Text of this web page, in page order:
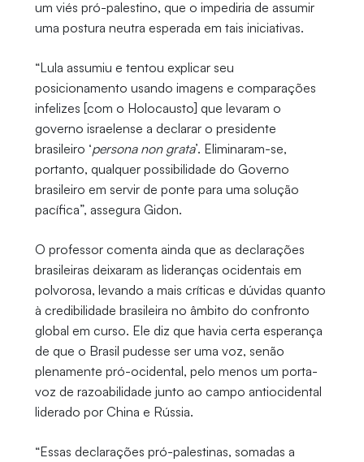
um viés pró-palestino, que o impediria de assumir
uma postura neutra esperada em tais iniciativas.
“Lula assumiu e tentou explicar seu
posicionamento usando imagens e comparações
infelizes [com o Holocausto] que levaram o
governo israelense a declarar o presidente
brasileiro ‘persona non grata’. Eliminaram-se,
portanto, qualquer possibilidade do Governo
brasileiro em servir de ponte para uma solução
pacífica”, assegura Gidon.
O professor comenta ainda que as declarações
brasileiras deixaram as lideranças ocidentais em
polvorosa, levando a mais críticas e dúvidas quanto
à credibilidade brasileira no âmbito do confronto
global em curso. Ele diz que havia certa esperança
de que o Brasil pudesse ser uma voz, senão
plenamente pró-ocidental, pelo menos um porta-
voz de razoabilidade junto ao campo antiocidental
liderado por China e Rússia.
“Essas declarações pró-palestinas, somadas a